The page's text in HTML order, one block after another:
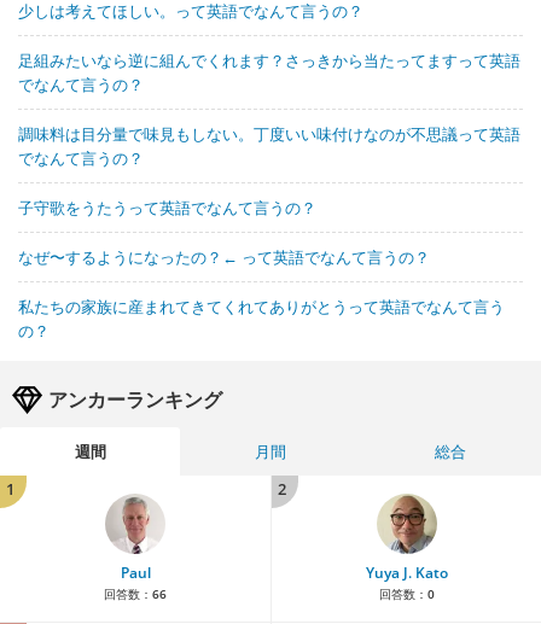
少しは考えてほしい。って英語でなんて言うの？
足組みたいなら逆に組んでくれます？さっきから当たってますって英語
でなんて言うの？
調味料は目分量で味見もしない。丁度いい味付けなのが不思議って英語
でなんて言うの？
子守歌をうたうって英語でなんて言うの？
なぜ〜するようになったの？← って英語でなんて言うの？
私たちの家族に産まれてきてくれてありがとうって英語でなんて言う
の？
アンカーランキング
週間 月間
総合
1
Paul
回答数： 66
2
Yuya J. Kato
回答数： 0